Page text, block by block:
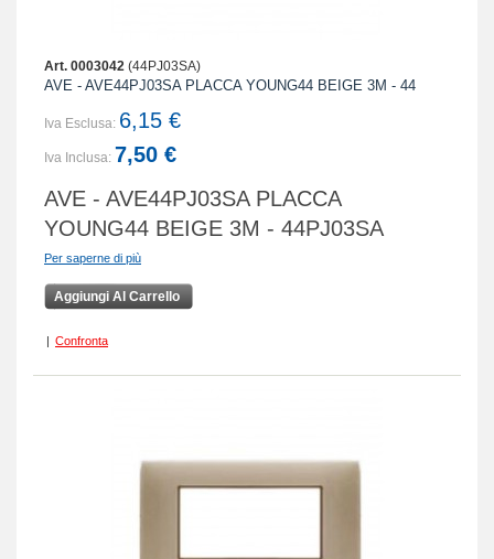
Art. 0003042 (44PJ03SA)
AVE - AVE44PJ03SA PLACCA YOUNG44 BEIGE 3M - 44
Iva Esclusa: 6,15 €
Iva Inclusa: 7,50 €
AVE - AVE44PJ03SA PLACCA
YOUNG44 BEIGE 3M - 44PJ03SA
Per saperne di più
Aggiungi Al Carrello
| Confronta